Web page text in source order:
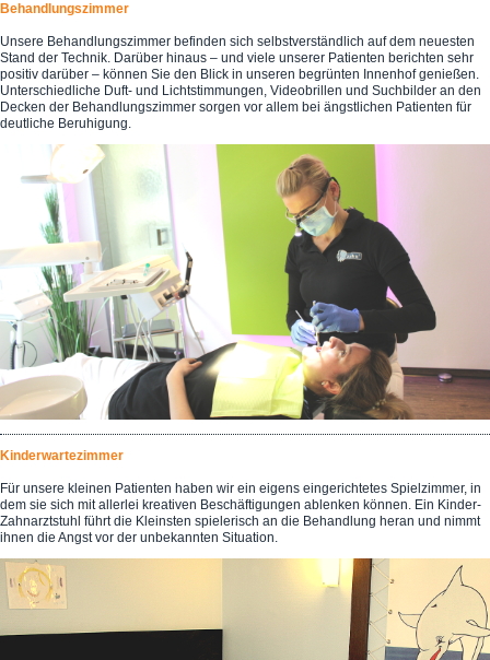
Behandlungszimmer
Unsere Behandlungszimmer befinden sich selbstverständlich auf dem neuesten
Stand der Technik. Darüber hinaus – und viele unserer Patienten berichten sehr
positiv darüber – können Sie den Blick in unseren begrünten Innenhof genießen.
Unterschiedliche Duft- und Lichtstimmungen, Videobrillen und Suchbilder an den
Decken der Behandlungszimmer sorgen vor allem bei ängstlichen Patienten für
deutliche Beruhigung.
Kinderwartezimmer
Für unsere kleinen Patienten haben wir ein eigens eingerichtetes Spielzimmer, in
dem sie sich mit allerlei kreativen Beschäftigungen ablenken können. Ein Kinder-
Zahnarztstuhl führt die Kleinsten spielerisch an die Behandlung heran und nimmt
ihnen die Angst vor der unbekannten Situation.